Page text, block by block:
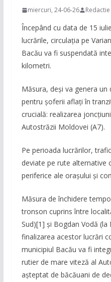
miercuri, 24-06-26 Redactie
Începând cu data de 15
lucrările, circulația pe
Bacău va fi suspendată
kilometri.
Măsura, deși va genera
pentru șoferii aflați în
crucială: realizarea
Autostrăzii Moldovei (A7).
Pe perioada lucrărilor,
deviate pe rute alternative
periferice ale orașului și
Măsura de închidere
tronson cuprins între
Sud)[1] și Bogdan Vodă
finalizarea acestor lucrări
municipiul Bacău va fi
rutier de mare viteză al
aşteptat de băcăuani de